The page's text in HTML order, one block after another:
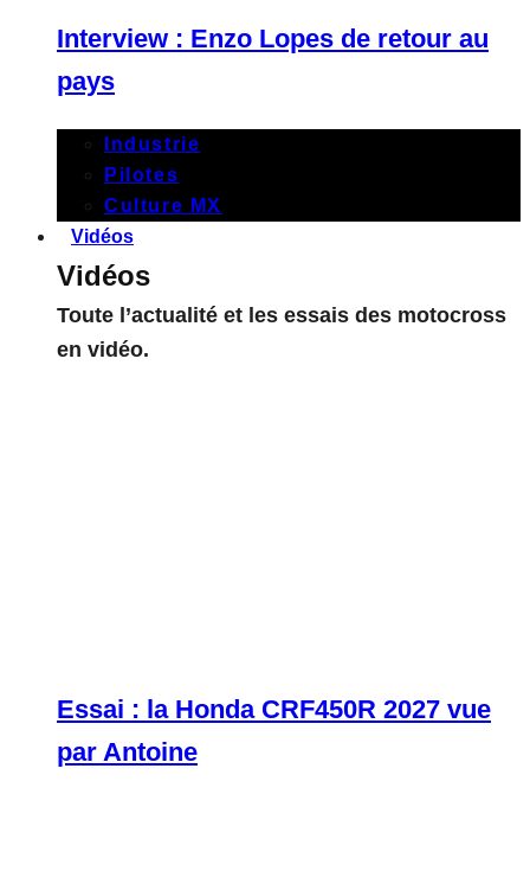
Interview : Enzo Lopes de retour au
pays
Industrie
Pilotes
Culture MX
Vidéos
Vidéos
Toute l’actualité et les essais des motocross
en vidéo.
Essai : la Honda CRF450R 2027 vue
par Antoine